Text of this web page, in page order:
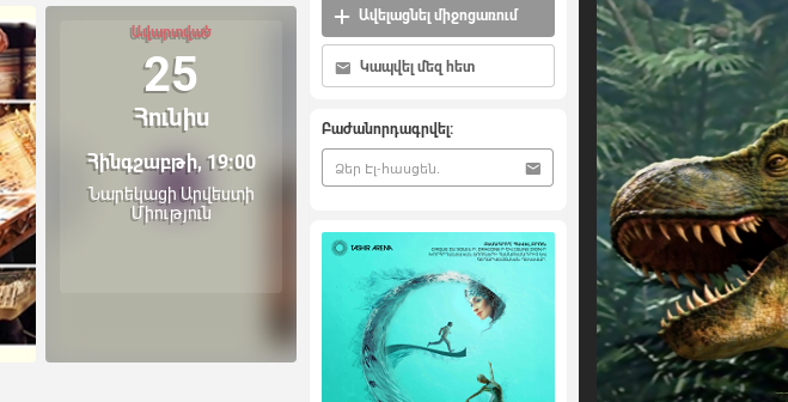
Ավարտված
25
Հունիս
Հինգշաբթի, 19:00
Նարեկացի Արվեստի
Միություն
Ավելացնել միջոցառում
Կապվել մեզ հետ
Բաժանորդագրվել: